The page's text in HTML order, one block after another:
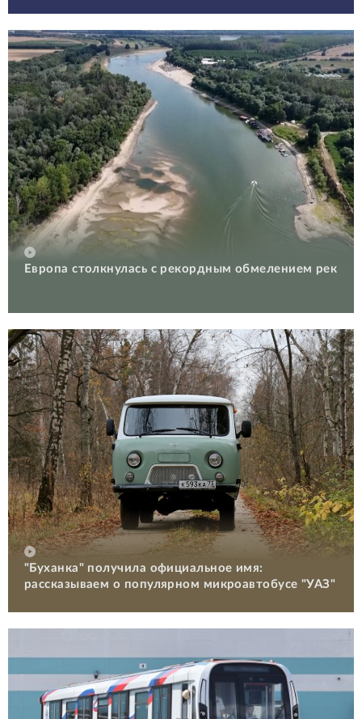
Европа столкнулась с рекордным обмелением рек
"Буханка" получила официальное имя:
рассказываем о популярном микроавтобусе "УАЗ"